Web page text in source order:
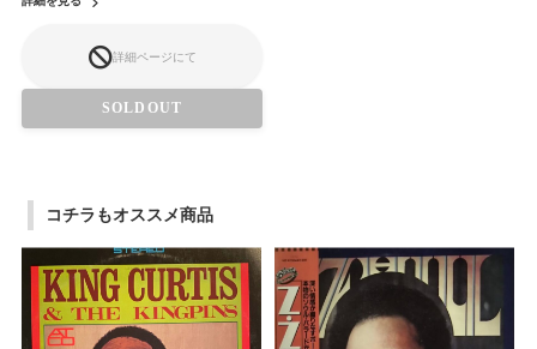
詳細ページにて
SOLDOUT
コチラもオススメ商品